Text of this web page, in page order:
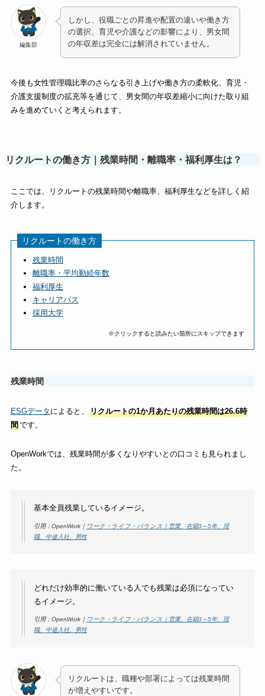
編集部
しかし、役職ごとの昇進や配置の違いや働き方
の選択、育児や介護などの影響により、男女間
の年収差は完全には解消されていません。
今後も女性管理職比率のさらなる引き上げや働き方の柔軟化、育児・
介護支援制度の拡充等を通じて、男女間の年収差縮小に向けた取り組
みを進めていくと考えられます。
リクルートの働き方｜残業時間・離職率・福利厚生は？
ここでは、リクルートの残業時間や離職率、福利厚生などを詳しく紹
介します。
リクルートの働き方
残業時間
離職率・平均勤続年数
福利厚生
キャリアパス
採用大学
※クリックすると読みたい箇所にスキップできます
残業時間
ESGデータ によると、
リクルートの1か月あたりの残業時間は26.6時
間です。
OpenWorkでは、残業時間が多くなりやすいとの口コミも見られまし
た。
基本全員残業しているイメージ。
引用：OpenWork｜ ワーク・ライフ・バランス｜営業、在籍3～5年、現
職、中途入社、男性
どれだけ効率的に働いている人でも残業は必須になってい
るイメージ。
引用：OpenWork｜ ワーク・ライフ・バランス｜営業、在籍3～5年、現
職、中途入社、男性
リクルートは、職種や部署によっては残業時間
が増えやすいです。